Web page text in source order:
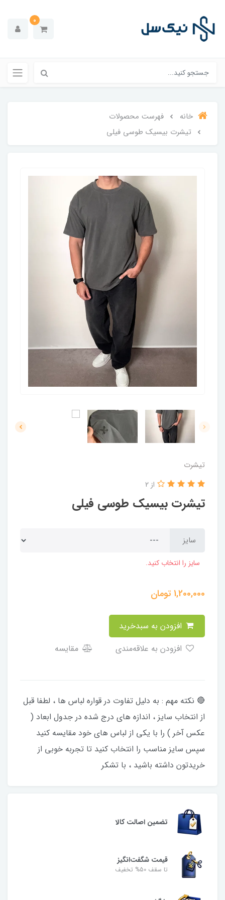
0
خانه
فهرست محصولات
تیشرت بیسیک طوسی فیلی
تیشرت
تیشرت بیسیک طوسی فیلی
از 2
سایز
سایز را انتخاب کنید.
1,200,000تومان
مقایسه
🔴 نکته مهم : به دلیل تفاوت در قواره لباس ها ، لطفا قبل
از انتخاب سایز ، اندازه های درج شده در جدول ابعاد (
عکس آخر ) را با یکی از لباس های خود مقایسه کنید
سپس سایز مناسب را انتخاب کنید تا تجربه خوبی از
خریدتون داشته باشید ، با تشکر
تضمین اصالت کالا
قیمت شگفت‌انگیز
تا سقف 50% تخفیف